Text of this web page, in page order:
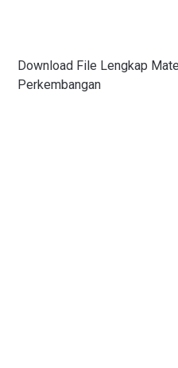
Download File Lengkap
Perkembangan